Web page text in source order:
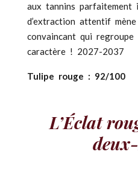
aux tannins parfaitement
d’extraction attentif
convaincant qui
caractère ! 2027-2037
Tulipe rouge : 92/100
L’Éclat